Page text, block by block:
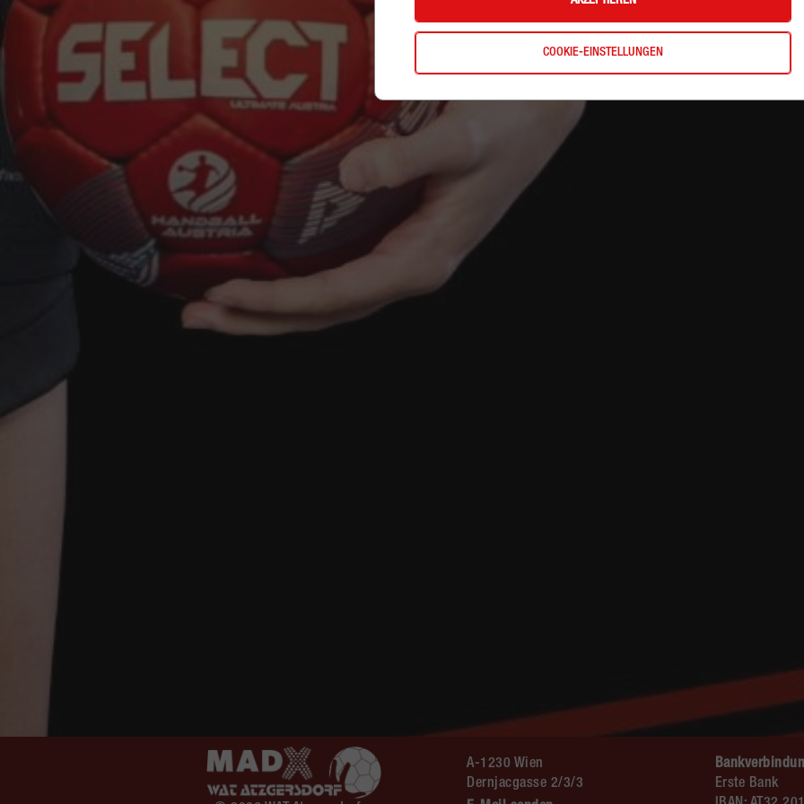
A-1230 Wien
Dernjacgasse 2/3/3
Erste Bank
COOKIE-EINSTELLUNGEN